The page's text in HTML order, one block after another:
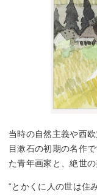
当時の自然主義や西
目漱石の初期の名作
た青年画家と、絶世
“とかくに人の世は住